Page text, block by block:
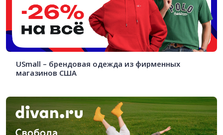
USmall – брендовая одежда из фирменных
магазинов США